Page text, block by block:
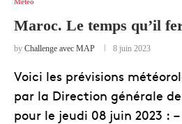
Maroc. Le temps qu’il
by Challenge avec MAP 8 juin 2023
Voici les prévisions
par la Direction générale
pour le jeudi 08 juin 2023 :